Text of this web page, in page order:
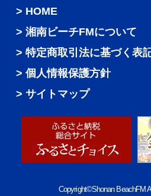
HOME
湘南ビーチFMについて
特定商取引法に基づく表
個人情報保護方針
サイトマップ
Copyright©Shonan BeachFM